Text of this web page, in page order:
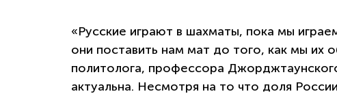
«Русские играют в шахматы, пока мы
они поставить нам мат до того, как мы их
политолога, профессора
актуальна. Несмотря на то что доля